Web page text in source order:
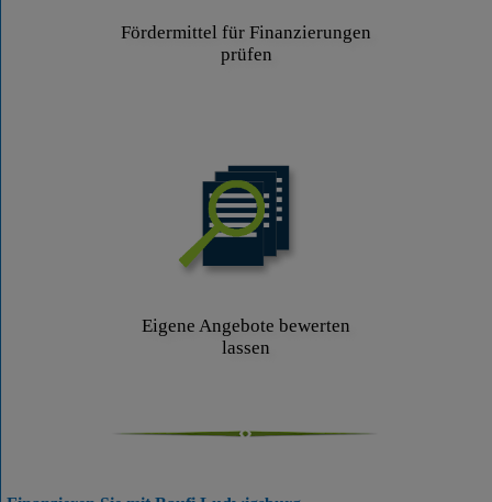
Fördermittel für Finanzierungen
prüfen
Eigene Angebote bewerten
lassen